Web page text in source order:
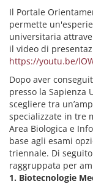
Il Portale
permette
universitaria
il video di
https://youtu.be/
Dopo aver
presso la Sapienza
scegliere tra
specializzate in tre
Area Biologica e
base agli esami
triennale. Di
raggruppata per
1. Biotecnologie